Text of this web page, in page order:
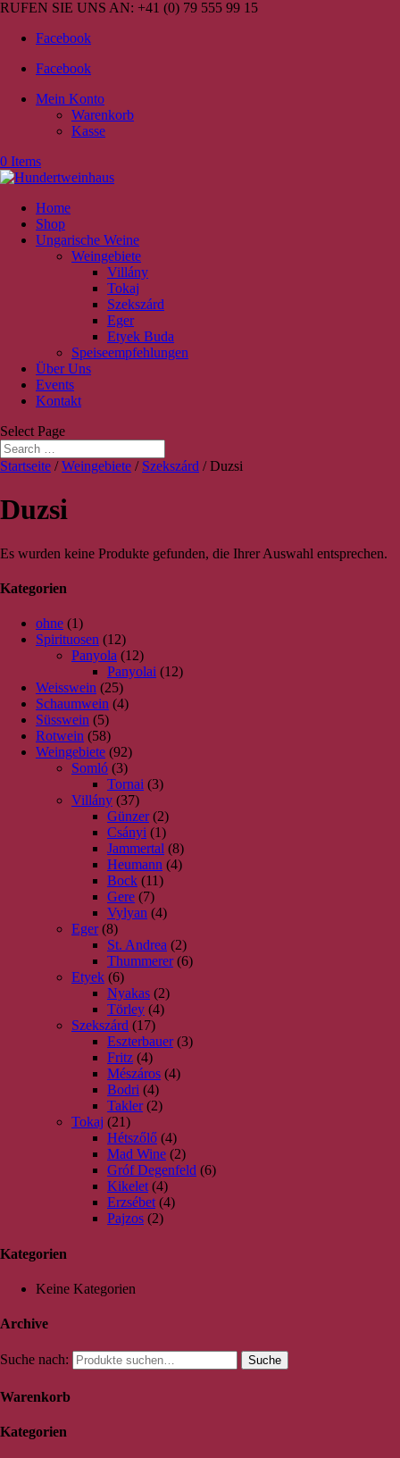
RUFEN SIE UNS AN: +41 (0) 79 555 99 15
Facebook
Facebook
Mein Konto
Warenkorb
Kasse
0 Items
Home
Shop
Ungarische Weine
Weingebiete
Villány
Tokaj
Szekszárd
Eger
Etyek Buda
Speiseempfehlungen
Über Uns
Events
Kontakt
Select Page
Startseite /Weingebiete / Szekszárd / Duzsi
Duzsi
Es wurden keine Produkte gefunden, die Ihrer Auswahl entsprechen.
Kategorien
ohne (1)
Spirituosen (12)
Panyola (12)
Panyolai (12)
Weisswein (25)
Schaumwein (4)
Süsswein (5)
Rotwein (58)
Weingebiete (92)
Somló (3)
Tornai (3)
Villány (37)
Günzer (2)
Csányi (1)
Jammertal (8)
Heumann (4)
Bock (11)
Gere (7)
Vylyan (4)
Eger (8)
St. Andrea (2)
Thummerer (6)
Etyek (6)
Nyakas (2)
Törley (4)
Szekszárd (17)
Eszterbauer (3)
Fritz (4)
Mészáros (4)
Bodri (4)
Takler (2)
Tokaj (21)
Hétszőlő (4)
Mad Wine (2)
Gróf Degenfeld (6)
Kikelet (4)
Erzsébet (4)
Pajzos (2)
Kategorien
Keine Kategorien
Archive
Suche nach: Suche
Warenkorb
Kategorien